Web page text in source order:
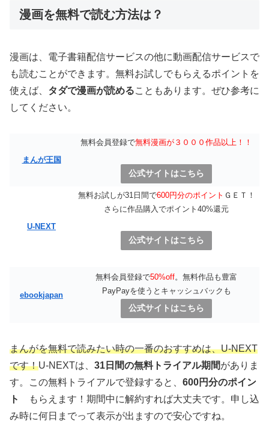
漫画を無料で読む方法は？
漫画は、電子書籍配信サービスの他に動画配信サービスで
も読むことができます。無料お試しでもらえるポイントを
使えば、 タダで漫画が読めることもあります。ぜひ参考に
してください。
まんが王国
無料会員登録で無料漫画が３０００作品以上！！
公式サイトはこちら
U-NEXT
無料お試しが31日間で600円分のポイント ＧＥＴ！
さらに作品購入でポイント40%還元
公式サイトはこちら
ebookjapan
無料会員登録で50%off。無料作品も豊富
PayPayを使うとキャッシュバックも
公式サイトはこちら
まんがを無料で読みたい時の一番のおすすめは、U-NEXT
です！U-NEXTは、 31日間の無料トライアル期間がありま
す。この無料トライアルで登録すると、 600円分のポイン
ト
もらえます！期間中に解約すれば大丈夫です。申し込
み時に何日までって表示が出ますので安心ですね。